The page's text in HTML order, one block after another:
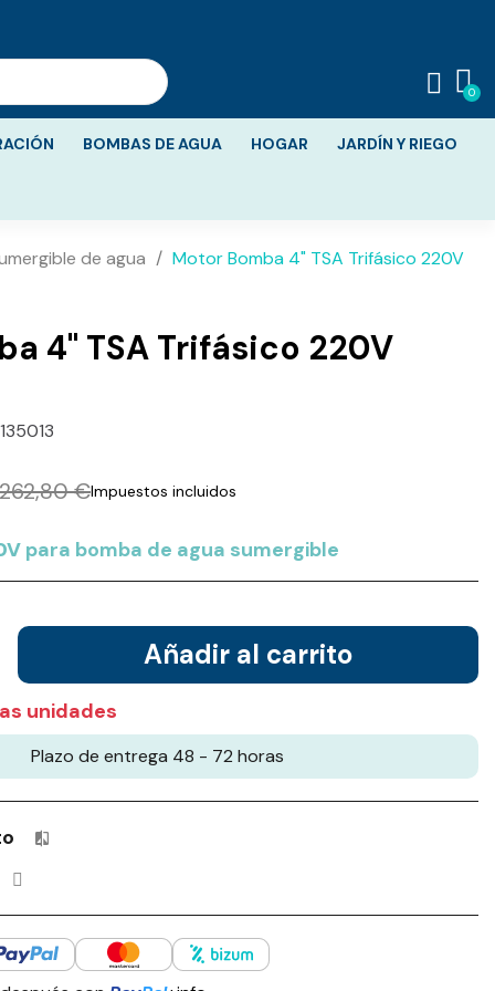
BOMBAS DE AGUA HOGAR JARDÍN Y RIEGO
de agua
Motor Bomba 4" TSA Trifásico 220V
4" TSA Trifásico 220V
262,80 €Impuestos incluidos
para bomba de agua sumergible
Añadir al carrito
unidades
Plazo de entrega 48 - 72 horas
Productos incluidos en tu lista de comparación: 0 / 4